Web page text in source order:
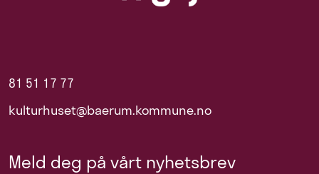
81 51 17 77
kulturhuset@baerum.kommune.no
Meld deg på vårt nyhetsbrev